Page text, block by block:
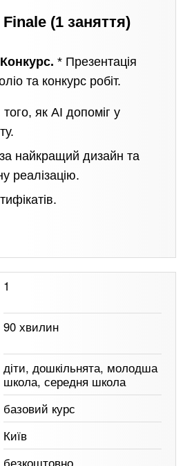
(1 заняття)
* Презентація
та конкурс робіт.
як AI допоміг у
найкращий дизайн та
реалізацію.
1
90 хвилин
діти, дошкільнята, молодша
школа, середня школа
базовий курс
Київ
безкоштовно